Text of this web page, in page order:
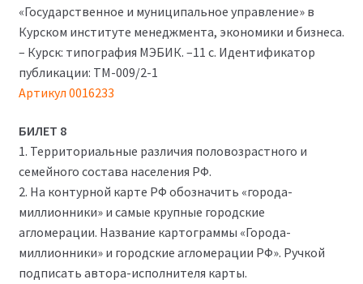
«Государственное и муниципальное управление» в
Курском институте менеджмента, экономики и бизнеса.
– Курск: типография МЭБИК. –11 с. Идентификатор
публикации: ТМ-009/2-1
Артикул 0016233
БИЛЕТ 8
1. Территориальные различия половозрастного и
семейного состава населения РФ.
2. На контурной карте РФ обозначить «города-
миллионники» и самые крупные городские
агломерации. Название картограммы «Города-
миллионники» и городские агломерации РФ». Ручкой
подписать автора-исполнителя карты.